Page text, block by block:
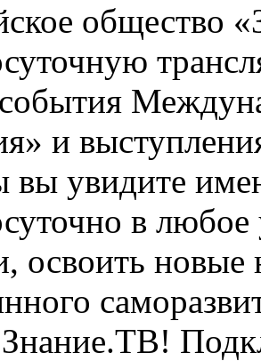
общество
и
вы увидите
в
освоить
Знание.ТВ!